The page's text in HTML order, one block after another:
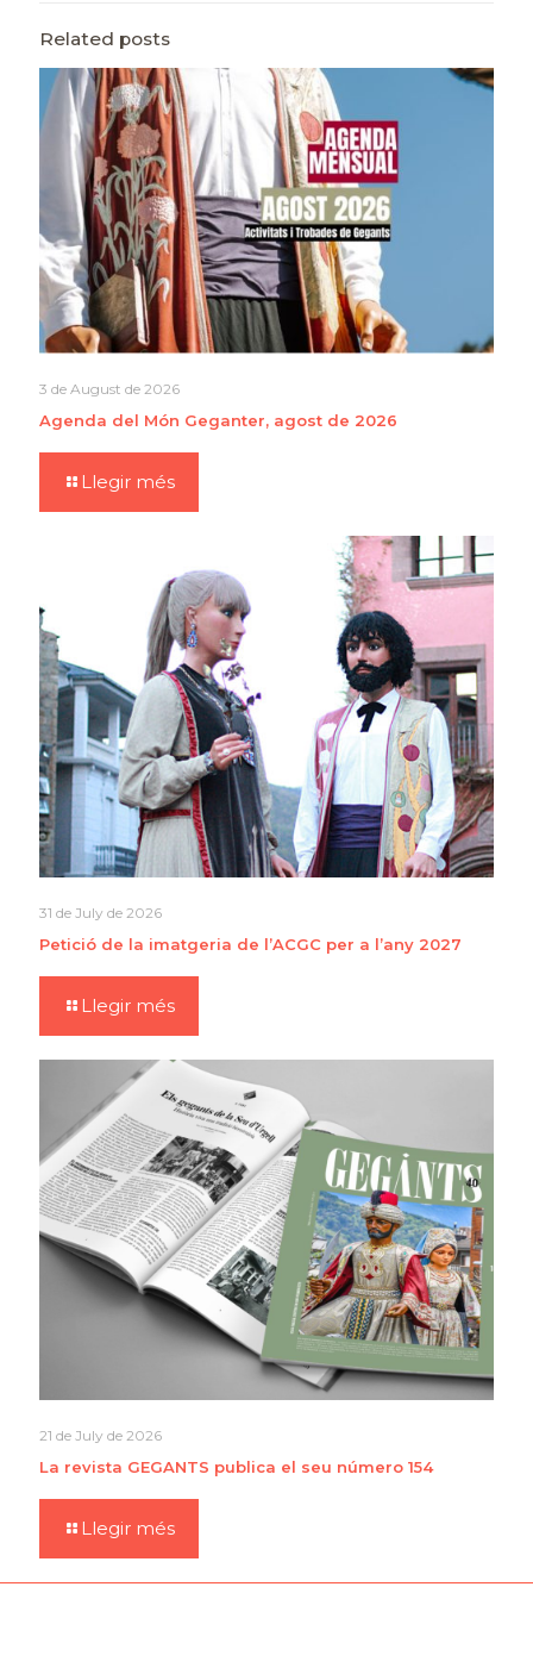
Related posts
3 de August de 2026
Agenda del Món Geganter, agost de 2026
Llegir més
31 de July de 2026
Petició de la imatgeria de l’ACGC per a l’any 2027
Llegir més
21 de July de 2026
La revista GEGANTS publica el seu número 154
Llegir més